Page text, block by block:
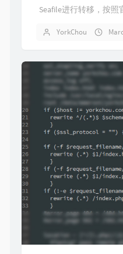
Seafile进行转移，按
YorkChou